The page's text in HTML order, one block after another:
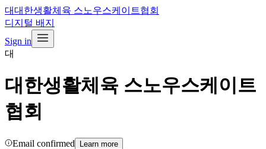
대대한생활체육 스노우스케이트협회
디지털 배지
Sign in
대
대한생활체육 스노우스케이트
협회
Email confirmed
Learn more